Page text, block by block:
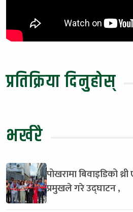
प्रतिक्रिया दिनुहोस्
भर्खरै
पोखरामा बिवाइडिको
प्रमुखले गरे उद्घाटन ,